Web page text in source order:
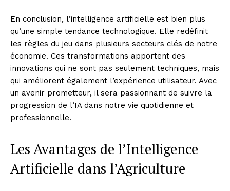
En conclusion, l’intelligence artificielle est bien plus
qu’une simple tendance technologique. Elle redéfinit
les règles du jeu dans plusieurs secteurs clés de notre
économie. Ces transformations apportent des
innovations qui ne sont pas seulement techniques, mais
qui améliorent également l’expérience utilisateur. Avec
un avenir prometteur, il sera passionnant de suivre la
progression de l’IA dans notre vie quotidienne et
professionnelle.
Les Avantages de l’Intelligence
Artificielle dans l’Agriculture